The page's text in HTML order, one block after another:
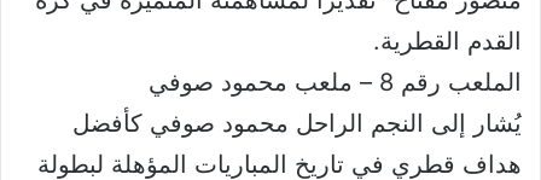
القدم القطرية.
الملعب رقم 8 – ملعب محمود صوفي
يُشار إلى النجم الراحل محمود صوفي كأفضل
هداف قطري في تاريخ المباريات المؤهلة لبطولة